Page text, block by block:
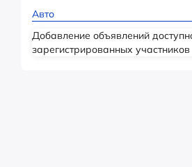
Авто
Добавление объявлений
зарегистрированных участников